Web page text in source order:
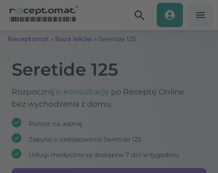
Receptomat » Baza leków » Seretide 125
Seretide 125
Rozpocznij e-konsultację po Receptę Online
bez wychodzenia z domu.
Pomoc na astmę
Zapytaj o zastosowanie Seretide 125
Usługi medyczne są dostępne 7 dni w tygodniu